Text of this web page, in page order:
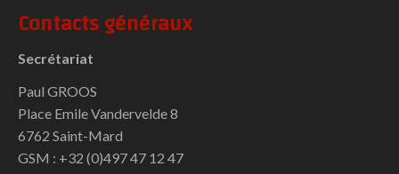
Contacts généraux
Secrétariat
Paul GROOS
Place Emile Vandervelde 8
6762 Saint-Mard
GSM : +32 (0)497 47 12 47